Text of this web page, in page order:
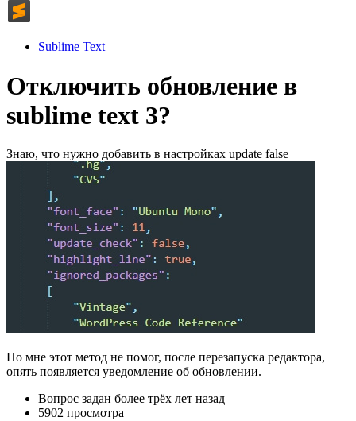
Sublime Text
Отключить обновление в
sublime text 3?
Знаю, что нужно добавить в настройках update false
Но мне этот метод не помог, после перезапуска редактора,
опять появляется уведомление об обновлении.
Вопрос задан более трёх лет назад
5902 просмотра